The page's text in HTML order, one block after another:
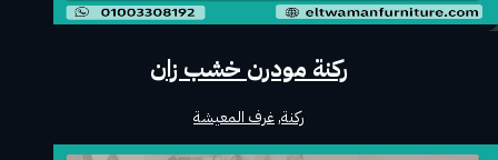
ركنة مودرن خشب زان
ركنة,غرف المعيشة